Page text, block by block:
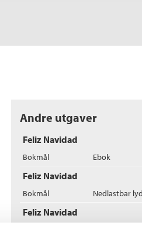
Andre utgaver
Feliz Navidad
Bokmål Ebok
Feliz Navidad
Bokmål Nedlastbar
Feliz Navidad